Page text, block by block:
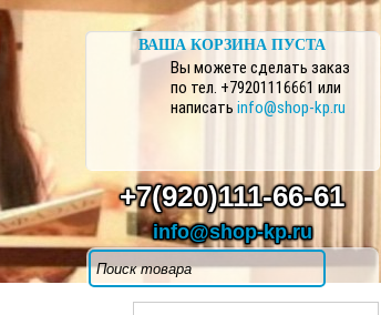
+7(920)111-66-61
info@shop-kp.ru
ВАША КОРЗИНА ПУСТА
Вы можете сделать заказ
по тел. +79201116661 или
написать info@shop-kp.ru